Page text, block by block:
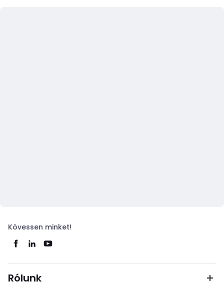
Kövessen minket!
Rólunk